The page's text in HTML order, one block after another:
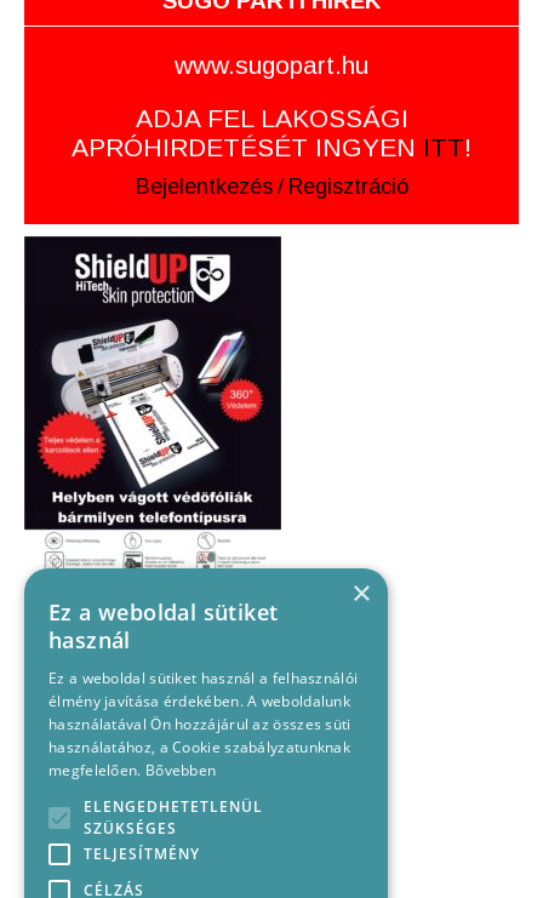
www.sugopart.hu
ADJA FEL LAKOSSÁGI
APRÓHIRDETÉSÉT INGYEN ITT!
Bejelentkezés / Regisztráció
×
Ez a weboldal sütiket
használ
Ez a weboldal sütiket használ a felhasználói
élmény javítása érdekében. A weboldalunk
használatával Ön hozzájárul az összes süti
használatához, a Cookie szabályzatunknak
megfelelően. Bővebben
ELENGEDHETETLENÜL
SZÜKSÉGES
TELJESÍTMÉNY
CÉLZÁS